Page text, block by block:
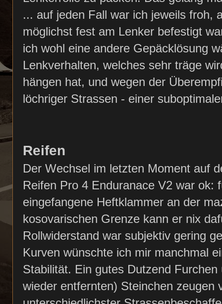
... auf jeden Fall war ich jeweils froh,
möglichst fest am Lenker befestigt
ich wohl eine andere Gepäcklösung
Lenkverhalten, welches sehr träge
hängen hat, und wegen der
löchriger Strassen - einer
Reifen
Der Wechsel im letzten Moment auf
Reifen Pro 4 Enduranace V2 war ok:
eingefangene Heftklammer an der
kosovarischen Grenze kann er nix
Rollwiderstand war subjektiv gering
Kurven wünschte ich mir manchmal
Stabilität. Ein gutes Dutzend
wieder entfernten) Steinchen zeugen